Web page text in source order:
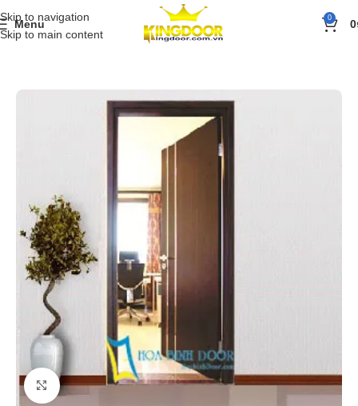
Skip to navigation
Skip to main content
Menu 0 0
Trang chủ» Sản phẩm Cửa gỗ»Cửa gỗ công nghiệp MDF Veneer
Click to enlarge